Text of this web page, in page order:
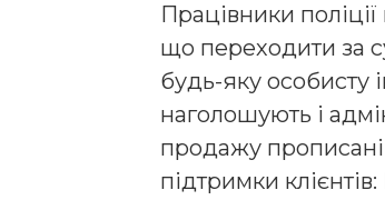
Працівники
що переходити за
будь-яку особисту
наголошують і
продажу прописані
підтримки